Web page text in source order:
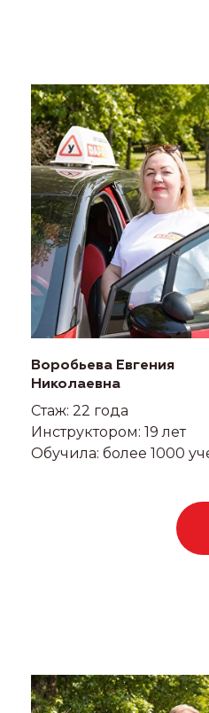
Воробьева Евгения
Николаевна
Стаж: 22 года
Инструктором: 19 лет
Обучила: более 1000